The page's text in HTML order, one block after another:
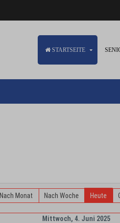
STARTSEITE
Nach Monat Nach Woche Heute
Mittwoch, 4. Juni 2025